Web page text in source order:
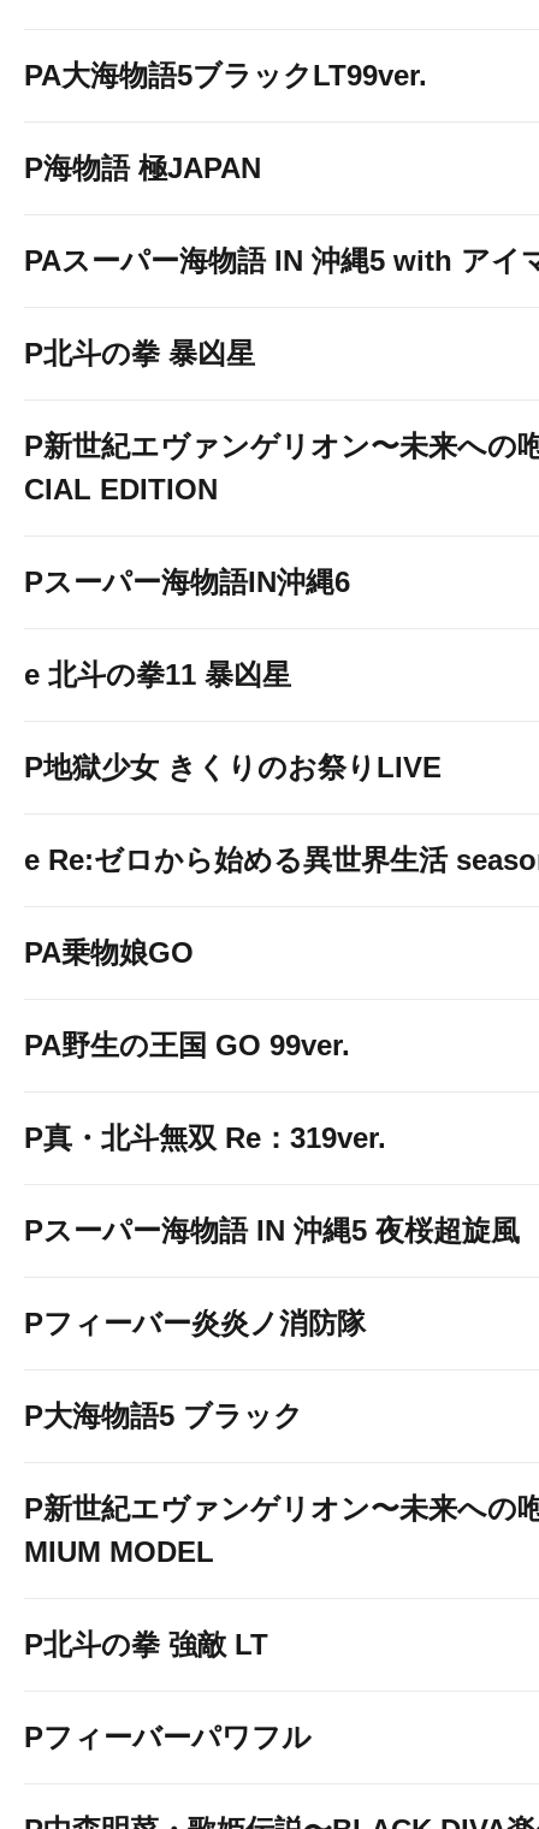
PA大海物語5ブラックLT99ver.
P海物語 極JAPAN
PAスーパー海物語 IN 沖縄5 with アイ
P北斗の拳 暴凶星
P新世紀エヴァンゲリオン〜未来への
CIAL EDITION
Pスーパー海物語IN沖縄6
e 北斗の拳11 暴凶星
P地獄少女 きくりのお祭りLIVE
e Re:ゼロから始める異世界生活
PA乗物娘GO
PA野生の王国 GO 99ver.
P真・北斗無双 Re：319ver.
Pスーパー海物語 IN 沖縄5 夜桜超旋風
Pフィーバー炎炎ノ消防隊
P大海物語5 ブラック
P新世紀エヴァンゲリオン〜未来への
MIUM MODEL
P北斗の拳 強敵 LT
Pフィーバーパワフル